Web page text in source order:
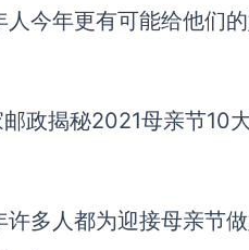
今年更有可能给他们
多人都为迎接母亲节